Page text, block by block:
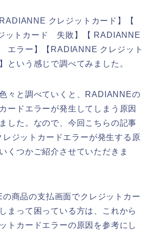
クレジットカード】【
ットカード 失敗】【 RADIANNE
エラー】【RADIANNE クレジット
いう感じで調べてみました。
々と調べていくと、RADIANNEの
ードエラーが発生してしまう原因
した。なので、今回こちらの記事
ジットカードエラーが発生する原
くつかご紹介させていただきま
商品の支払画面でクレジットカー
まって困っている方は、これから
トカードエラーの原因を参考にし